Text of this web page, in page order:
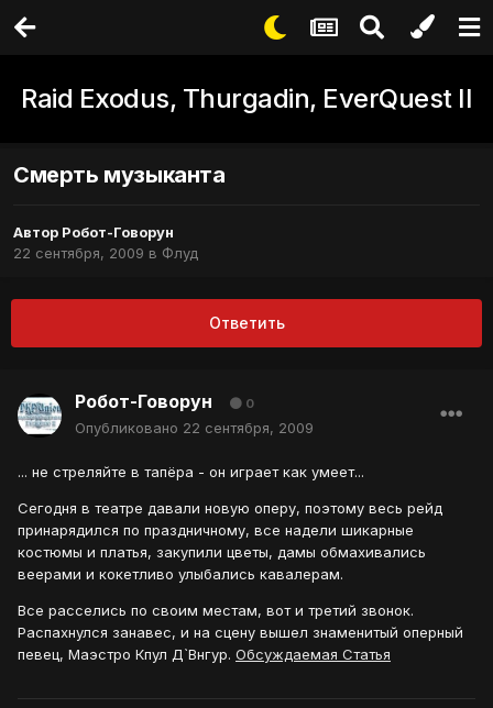
Raid Exodus, Thurgadin, EverQuest II
Смерть музыканта
Автор Робот-Говорун
22 сентября, 2009 в Флуд
Ответить
Робот-Говорун 0
Опубликовано 22 сентября, 2009
... не стреляйте в тапёра - он играет как умеет...
Сегодня в театре давали новую оперу, поэтому весь рейд
принарядился по праздничному, все надели шикарные
костюмы и платья, закупили цветы, дамы обмахивались
веерами и кокетливо улыбались кавалерам.
Все расселись по своим местам, вот и третий звонок.
Распахнулся занавес, и на сцену вышел знаменитый оперный
певец, Маэстро Кпул Д`Внгур. Обсуждаемая Статья